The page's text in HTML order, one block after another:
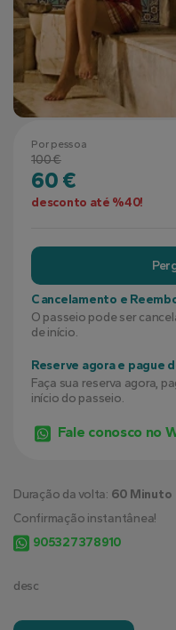
desc
Por pessoa
100 €
60 €
desconto até %40!
Cancelamento e
O passeio pode ser
de início.
Reserve agora e pague
Faça sua reserva agora,
início do passeio.
Fale conosco no
Duração da volta: 60 Minuto
Confirmação instantânea!
905327378910